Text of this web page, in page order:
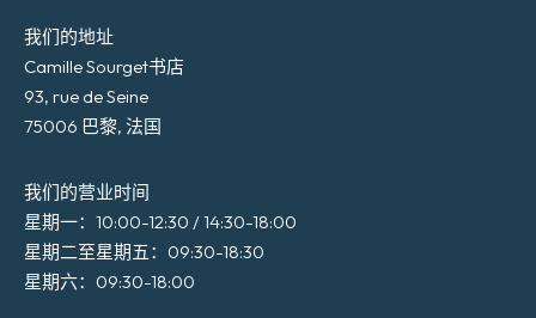
我们的地址
Camille Sourget书店
93, rue de Seine
75006 巴黎, 法国
我们的营业时间
星期一：10:00-12:30 / 14:30-18:00
星期二至星期五：09:30-18:30
星期六：09:30-18:00